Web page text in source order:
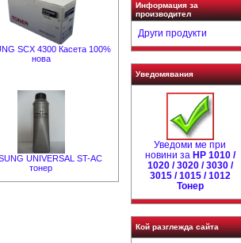
SCX 4300 Касета 100%
нова
UNIVERSAL ST-AC
тонер
Информация за
производител
Други продукти
Уведомявания
Уведоми ме при
новини за HP 1010 /
1020 / 3020 / 3030 /
3015 / 1015 / 1012
Тонер
Кой разглежда сайта